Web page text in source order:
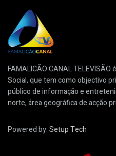
FAMALICÃO CANAL TELEVISÃO
Social, que tem como objectivo
público de informação e
norte, área geográfica de acção
Powered by:Setup Tech